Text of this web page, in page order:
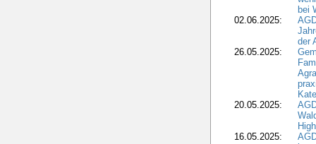
bei
02.06.2025:
der
26.05.2025:
20.05.2025:
16.05.2025: